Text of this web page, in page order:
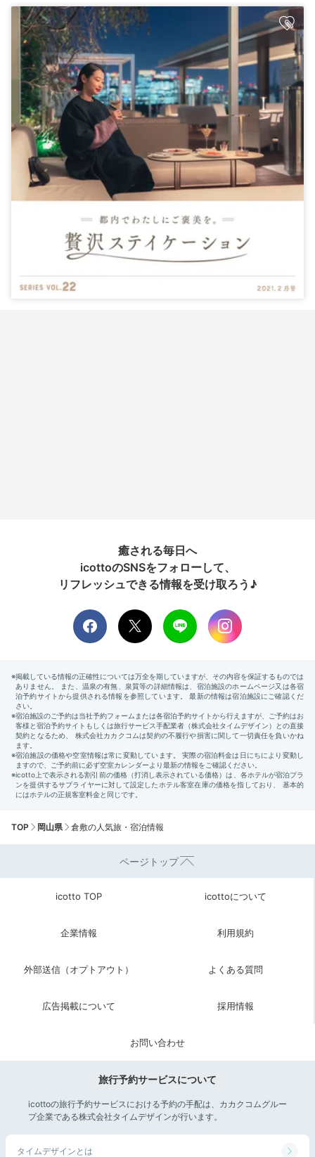
癒される毎日へ
icottoのSNSをフォローして、
リフレッシュできる情報を受け取ろう♪
TOP 岡山県 倉敷の人気旅・宿泊情報
ページトップ
icotto TOP icottoについて
企業情報 利用規約
外部送信（オプトアウト） よくある質問
広告掲載について 採用情報
お問い合わせ
旅行予約サービスについて
icottoの旅行予約サービスにおける予約の手配は、カカクコムグルー
プ企業である株式会社タイムデザインが行います。
タイムデザインとは